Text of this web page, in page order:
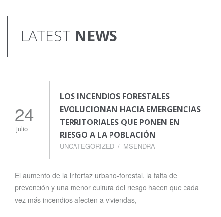
LATEST NEWS
24
julio
LOS INCENDIOS FORESTALES
EVOLUCIONAN HACIA EMERGENCIAS
TERRITORIALES QUE PONEN EN
RIESGO A LA POBLACIÓN
UNCATEGORIZED MSENDRA
El aumento de la interfaz urbano-forestal, la falta de
prevención y una menor cultura del riesgo hacen que cada
vez más incendios afecten a viviendas,